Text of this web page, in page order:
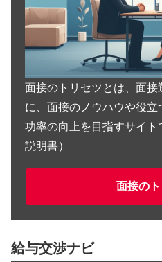
面接のトリセツとは、面
に、面接のノウハウや役
功率の向上を目指すサイト
説明書）
面接の
給与交渉ナビ